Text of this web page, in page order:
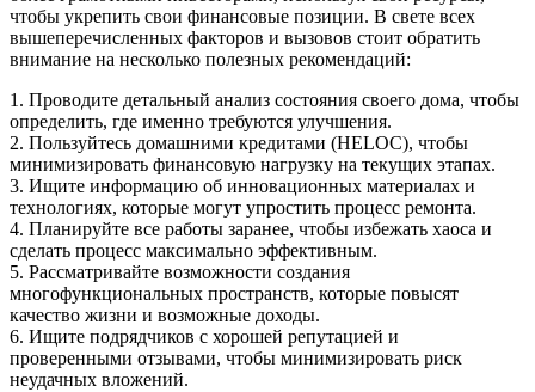
чтобы укрепить свои финансовые позиции. В свете всех
вышеперечисленных факторов и вызовов стоит обратить
внимание на несколько полезных рекомендаций:
1. Проводите детальный анализ состояния своего дома, чтобы
определить, где именно требуются улучшения.
2. Пользуйтесь домашними кредитами (HELOC), чтобы
минимизировать финансовую нагрузку на текущих этапах.
3. Ищите информацию об инновационных материалах и
технологиях, которые могут упростить процесс ремонта.
4. Планируйте все работы заранее, чтобы избежать хаоса и
сделать процесс максимально эффективным.
5. Рассматривайте возможности создания
многофункциональных пространств, которые повысят
качество жизни и возможные доходы.
6. Ищите подрядчиков с хорошей репутацией и
проверенными отзывами, чтобы минимизировать риск
неудачных вложений.